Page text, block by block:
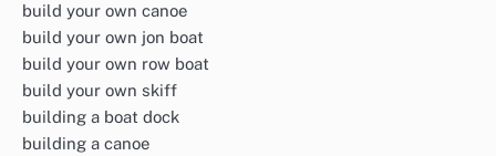
build your own canoe
build your own jon boat
build your own row boat
build your own skiff
building a boat dock
building a canoe